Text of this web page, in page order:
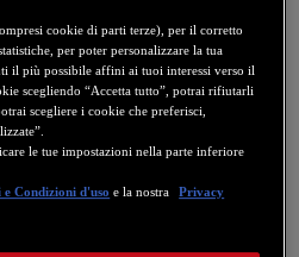
4780040 4860086 4863055
4872045 4873036 4969035
cookie di parti terze), per il corretto
per poter personalizzare la tua
il più possibile affini ai tuoi interessi verso il
scegliendo “Accetta tutto”, potrai rifiutarli
scegliere i cookie che preferisci,
le tue impostazioni nella parte inferiore
Condizioni d'uso e la nostra
Privacy